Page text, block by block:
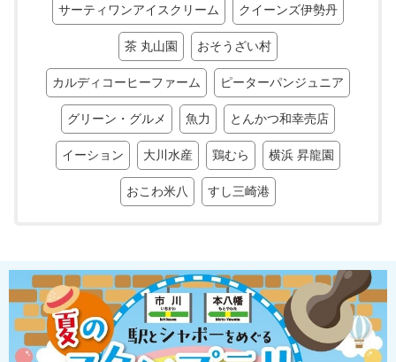
サーティワンアイスクリーム クイーンズ伊勢丹
茶 丸山園 おそうざい村
カルディコーヒーファーム ピーターパンジュニア
グリーン・グルメ 魚力 とんかつ和幸売店
イーション 大川水産 鶏むら 横浜 昇龍園
おこわ米八 すし三崎港